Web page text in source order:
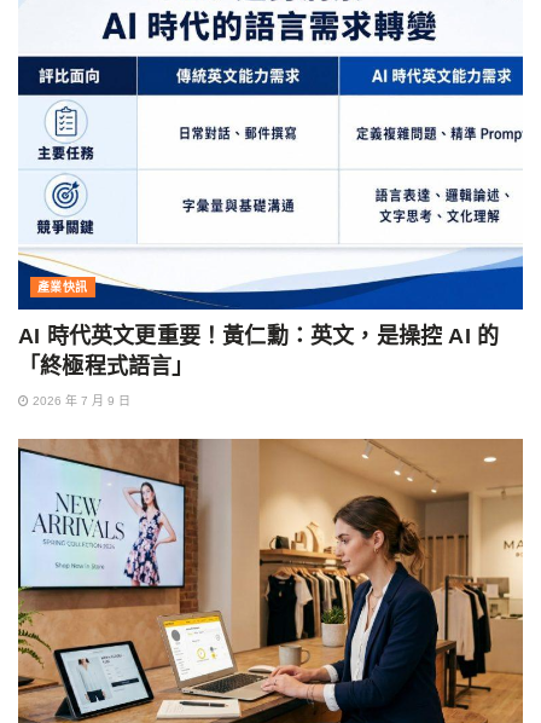
產業快訊
AI 時代英文更重要！黃仁勳：英文，是操控 AI 的
「終極程式語言」
2026 年 7 月 9 日